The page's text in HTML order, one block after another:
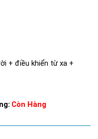
+ điều khiển từ xa +
Còn Hàng